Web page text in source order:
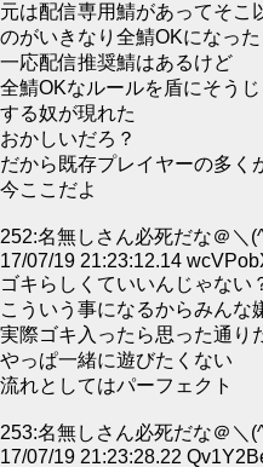
元は配信専用鯖があってそこ
のがいきなり全鯖OKになった
一応配信推奨鯖はあるけど
全鯖OKなルールを盾にそう
する奴が現れた
おかしいだろ？
だから既存プレイヤーの多く
今ここだよ
252:名無しさん必死だな＠＼
17/07/19 21:23:12.14
ゴキらしくていいんじゃない
こういう事になるからみんな
実際ゴキ入ったら思った通り
やっぱ一緒に遊びたくない
流れとしてはパーフェクト
253:名無しさん必死だな＠＼
17/07/19 21:23:28.22